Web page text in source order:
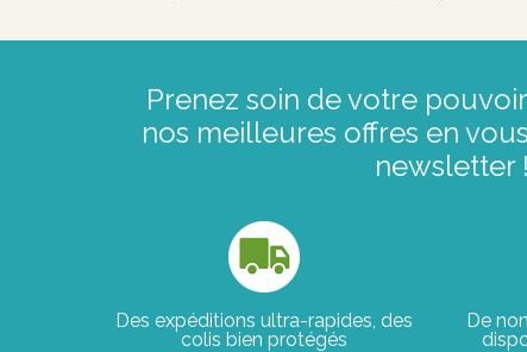
Prenez soin de votre
nos meilleures offres en
newsletter !
Des expéditions ultra-rapides, des
colis bien protégés
De